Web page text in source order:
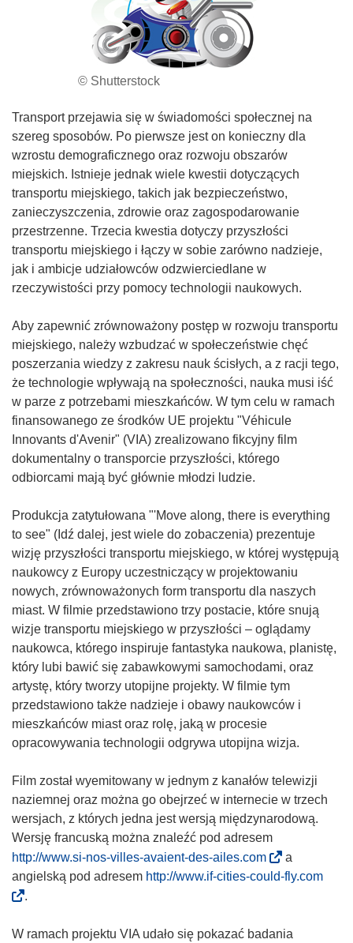
© Shutterstock
Transport przejawia się w świadomości społecznej na
szereg sposobów. Po pierwsze jest on konieczny dla
wzrostu demograficznego oraz rozwoju obszarów
miejskich. Istnieje jednak wiele kwestii dotyczących
transportu miejskiego, takich jak bezpieczeństwo,
zanieczyszczenia, zdrowie oraz zagospodarowanie
przestrzenne. Trzecia kwestia dotyczy przyszłości
transportu miejskiego i łączy w sobie zarówno nadzieje,
jak i ambicje udziałowców odzwierciedlane w
rzeczywistości przy pomocy technologii naukowych.
Aby zapewnić zrównoważony postęp w rozwoju transportu
miejskiego, należy wzbudzać w społeczeństwie chęć
poszerzania wiedzy z zakresu nauk ścisłych, a z racji tego,
że technologie wpływają na społeczności, nauka musi iść
w parze z potrzebami mieszkańców. W tym celu w ramach
finansowanego ze środków UE projektu "Véhicule
Innovants d'Avenir" (VIA) zrealizowano fikcyjny film
dokumentalny o transporcie przyszłości, którego
odbiorcami mają być głównie młodzi ludzie.
Produkcja zatytułowana "'Move along, there is everything
to see" (Idź dalej, jest wiele do zobaczenia) prezentuje
wizję przyszłości transportu miejskiego, w której występują
naukowcy z Europy uczestniczący w projektowaniu
nowych, zrównoważonych form transportu dla naszych
miast. W filmie przedstawiono trzy postacie, które snują
wizje transportu miejskiego w przyszłości – oglądamy
naukowca, którego inspiruje fantastyka naukowa, planistę,
który lubi bawić się zabawkowymi samochodami, oraz
artystę, który tworzy utopijne projekty. W filmie tym
przedstawiono także nadzieje i obawy naukowców i
mieszkańców miast oraz rolę, jaką w procesie
opracowywania technologii odgrywa utopijna wizja.
Film został wyemitowany w jednym z kanałów telewizji
naziemnej oraz można go obejrzeć w internecie w trzech
wersjach, z których jedna jest wersją międzynarodową.
Wersję francuską można znaleźć pod adresem
http://www.si-nos-villes-avaient-des-ailes.com(
o
o
a
angielską pod adresem http://www.if-cities-could-fly.com(
.
W ramach projektu VIA udało się pokazać badania